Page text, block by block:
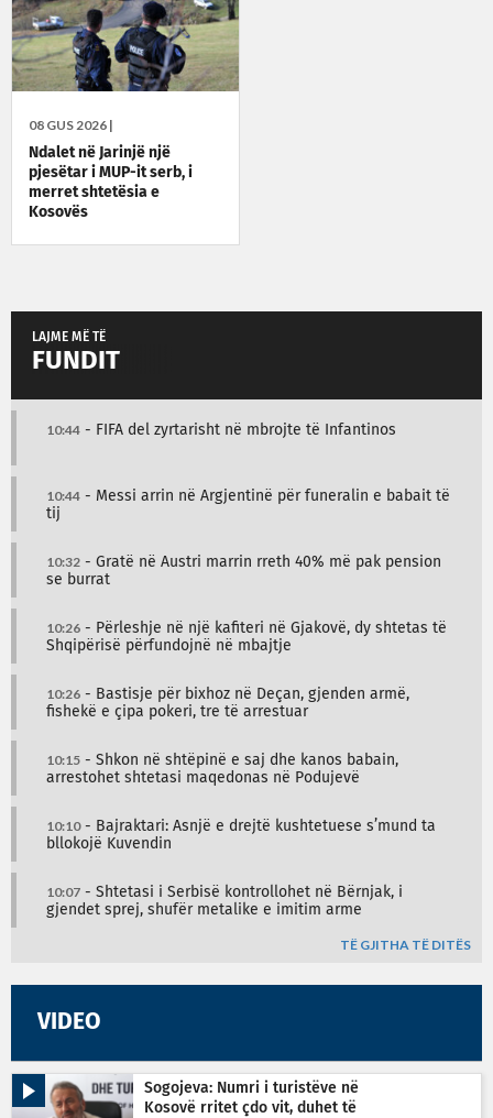
08 GUS 2026 |
Ndalet në Jarinjë një
pjesëtar i MUP-it serb, i
merret shtetësia e
Kosovës
LAJME MË TË
FUNDIT
10:44 - FIFA del zyrtarisht në mbrojte të Infantinos
10:44 - Messi arrin në Argjentinë për funeralin e babait të
tij
10:32 - Gratë në Austri marrin rreth 40% më pak pension
se burrat
10:26 - Përleshje në një kafiteri në Gjakovë, dy shtetas të
Shqipërisë përfundojnë në mbajtje
10:26 - Bastisje për bixhoz në Deçan, gjenden armë,
fishekë e çipa pokeri, tre të arrestuar
10:15 - Shkon në shtëpinë e saj dhe kanos babain,
arrestohet shtetasi maqedonas në Podujevë
10:10- Bajraktari: Asnjë e drejtë kushtetuese s’mund ta
bllokojë Kuvendin
10:07 - Shtetasi i Serbisë kontrollohet në Bërnjak, i
gjendet sprej, shufër metalike e imitim arme
TË GJITHA TË DITËS
VIDEO
Sogojeva: Numri i turistëve në
Kosovë rritet çdo vit, duhet të